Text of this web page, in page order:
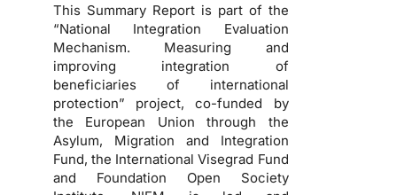
This Summary Report is part of the
“National Integration Evaluation
Mechanism. Measuring and
improving integration of
beneficiaries of international
protection” project, co-funded by
the European Union through the
Asylum, Migration and Integration
Fund, the International Visegrad Fund
and Foundation Open Society